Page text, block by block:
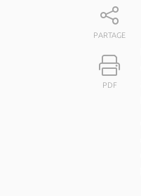
PARTAGE
PDF